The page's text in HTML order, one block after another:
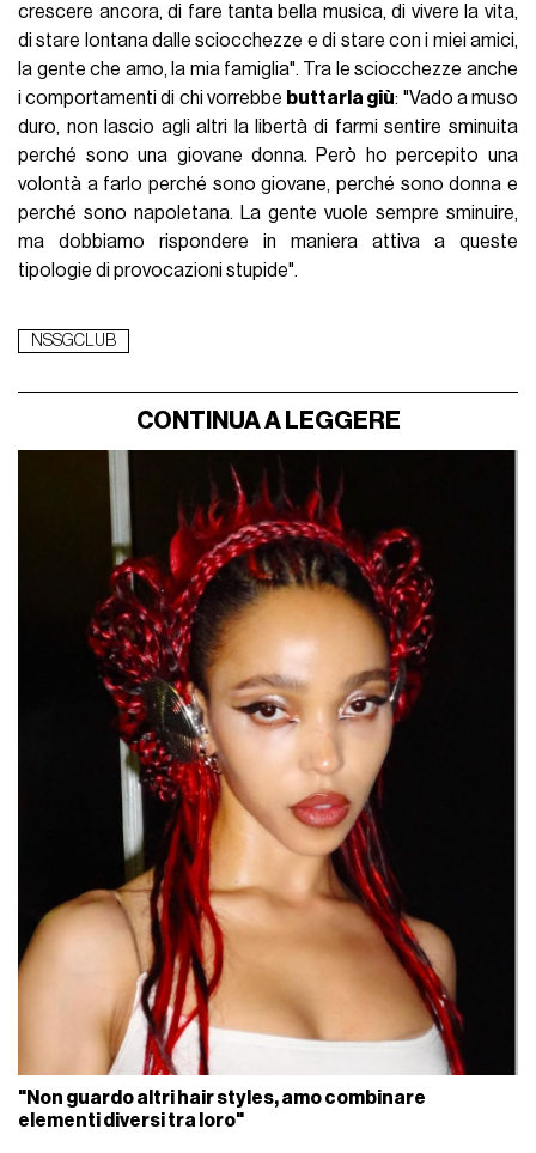
crescere ancora, di fare tanta bella musica, di vivere la vita,
di stare lontana dalle sciocchezze e di stare con i miei amici,
la gente che amo, la mia famiglia". Tra le sciocchezze anche
i comportamenti di chi vorrebbe buttarla giù: "Vado a muso
duro, non lascio agli altri la libertà di farmi sentire sminuita
perché sono una giovane donna. Però ho percepito una
volontà a farlo perché sono giovane, perché sono donna e
perché sono napoletana. La gente vuole sempre sminuire,
ma dobbiamo rispondere in maniera attiva a queste
tipologie di provocazioni stupide".
NSSGCLUB
CONTINUA A LEGGERE
"Non guardo altri hair styles, amo combinare
elementi diversi tra loro"